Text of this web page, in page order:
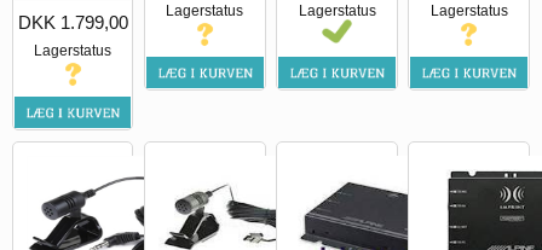
DKK 1.799,00
Lagerstatus
Lagerstatus Lagerstatus Lagerstatus